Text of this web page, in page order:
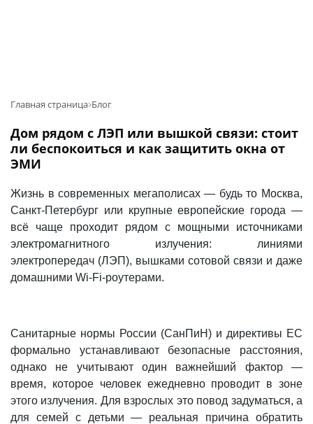
Главная страница Блог
Дом рядом с ЛЭП или вышкой связи: стоит
ли беспокоиться и как защитить окна от
ЭМИ
Жизнь в современных мегаполисах — будь то Москва,
Санкт-Петербург или крупные европейские города —
всё чаще проходит рядом с мощными источниками
электромагнитного излучения: линиями
электропередач (ЛЭП), вышками сотовой связи и даже
домашними Wi-Fi-роутерами.
Санитарные нормы России (СанПиН) и директивы ЕС
формально устанавливают безопасные расстояния,
однако не учитывают один важнейший фактор —
время, которое человек ежедневно проводит в зоне
этого излучения. Для взрослых это повод задуматься, а
для семей с детьми — реальная причина обратить